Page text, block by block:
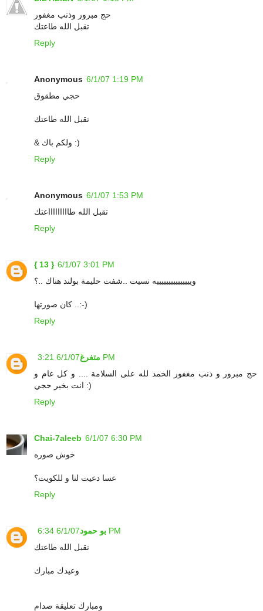
حج مبرور وذنب مغفور
تقبل الله طاعتك
Reply
Anonymous 6/1/07 1:19 PM
حجي مطقوق
تقبل الله طاعتك
& ولكم باك :)
Reply
Anonymous 6/1/07 1:53 PM
تقبل الله طاااااااااعتك
Reply
{ 13 } 6/1/07 3:01 PM
ويييييييييييييييه نسيت ..شفت حليمة بولند هناك ..؟
كان صورتها ..:-)
Reply
متفرغ 6/1/07 3:21 PM
حج مبرور و ذنب مغفور الحمد لله على السلامة .... و كل عام و
انت بخير حجي :)
Reply
Chai-7aleeb 6/1/07 6:30 PM
خوش صوره
عسا دعيت لنا و للكويت؟
Reply
بو حمود 6/1/07 6:34 PM
تقبل الله طاعتك
وعيدك مبارك
ومبارك تعليقة صدام